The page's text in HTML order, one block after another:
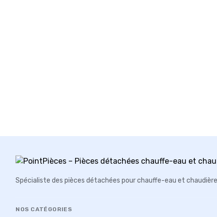
Spécialiste des pièces détachées pour chauffe-eau et
NOS CATÉGORIES